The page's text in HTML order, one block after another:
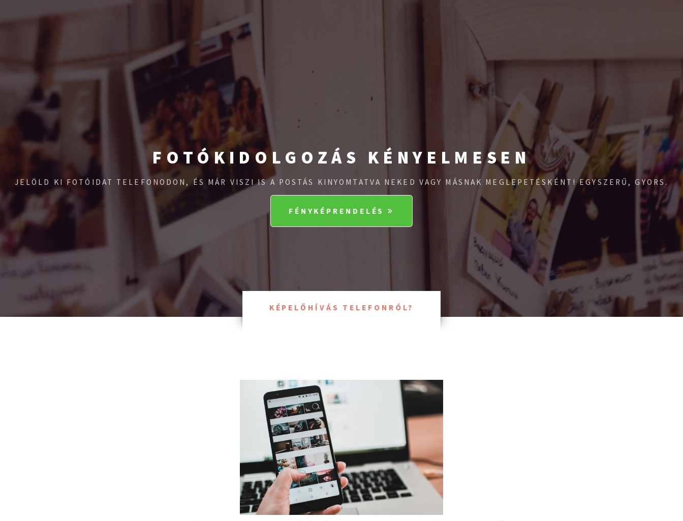
FOTÓKIDOLGOZÁS KÉNYELMESEN
JELÖLD KI FOTÓIDAT TELEFONODON, ÉS MÁR VISZI IS A POSTÁS KINYOMTATVA NEKED VAGY MÁSNAK MEGLEPETÉSKÉNT! EGYSZERŰ, GYORS.
FÉNYKÉPRENDELÉS
KÉPELŐHÍVÁS TELEFONRÓL?